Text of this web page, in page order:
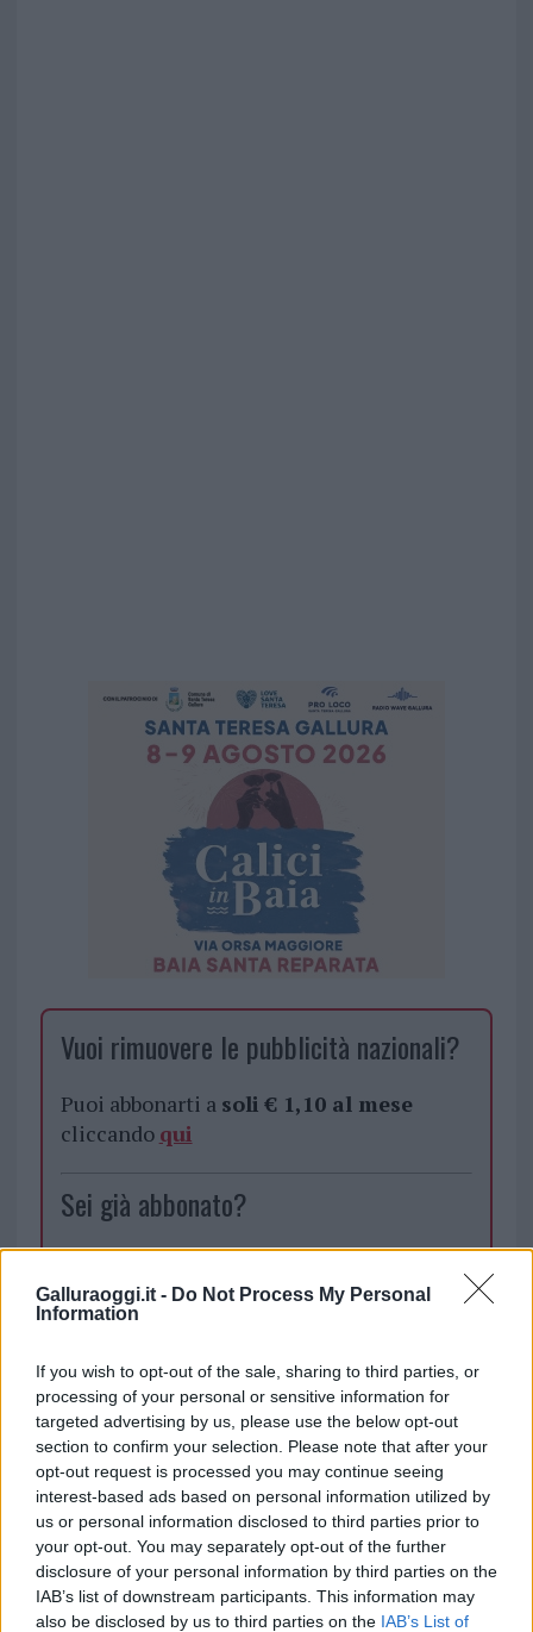
Galluraoggi.it - Do Not Process My Personal
Information
If you wish to opt-out of the sale, sharing to third parties, or
processing of your personal or sensitive information for
targeted advertising by us, please use the below opt-out
section to confirm your selection. Please note that after your
opt-out request is processed you may continue seeing
interest-based ads based on personal information utilized by
us or personal information disclosed to third parties prior to
your opt-out. You may separately opt-out of the further
disclosure of your personal information by third parties on the
IAB’s list of downstream participants. This information may
also be disclosed by us to third parties on the IAB’s List of
Vuoi rimuovere le pubblicità nazionali?
Puoi abbonarti a soli € 1,10 al mese
cliccando qui
Sei già abbonato?
sezione Login dal menù del sito o
cliccando
TEMI: ASPO Olbia Notizie Olbia
San SImplicio
San Simplicio Olbia
Inviaci le tue segnalazioni,
i tuoi video e le tue foto
Su WhatsApp al numero +39
345 356 7512